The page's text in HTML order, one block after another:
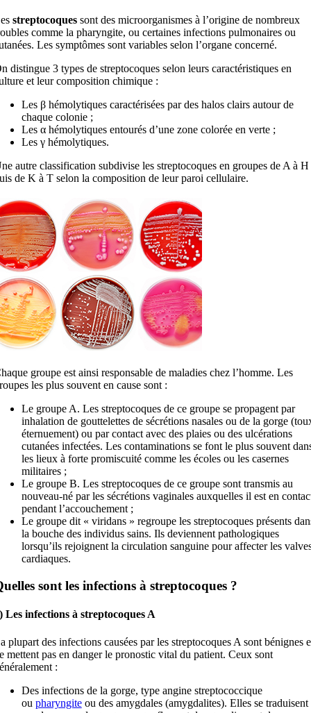
streptocoquessont des microorganismes à l’origine de nombreux
comme la pharyngite, ou certaines infections pulmonaires ou
Les symptômes sont variables selon l’organe concerné.
distingue 3 types de streptocoques selon leurs caractéristiques en
et leur composition chimique :
Les β hémolytiques caractérisées par des halos clairs autour de
chaque colonie ;
Les α hémolytiques entourés d’une zone colorée en verte ;
Les γ hémolytiques.
autre classification subdivise les streptocoques en groupes de A à H
de K à T selon la composition de leur paroi cellulaire.
groupe est ainsi responsable de maladies chez l’homme. Les
les plus souvent en cause sont :
Le groupe A. Les streptocoques de ce groupe se propagent par
inhalation de gouttelettes de sécrétions nasales ou de la gorge
éternuement) ou par contact avec des plaies ou des ulcérations
cutanées infectées. Les contaminations se font le plus souvent
les lieux à forte promiscuité comme les écoles ou les casernes
militaires ;
Le groupe B. Les streptocoques de ce groupe sont transmis au
nouveau-né par les sécrétions vaginales auxquelles il est en
pendant l’accouchement ;
Le groupe dit « viridans » regroupe les streptocoques présents
la bouche des individus sains. Ils deviennent pathologiques
lorsqu’ils rejoignent la circulation sanguine pour affecter les
cardiaques.
sont les infections à streptocoques ?
Les infections à streptocoques A
plupart des infections causées par les streptocoques A sont bénignes
mettent pas en danger le pronostic vital du patient. Ceux sont
:
Des infections de la gorge, type angine streptococcique
ou pharyngiteou des amygdales (amygdalites). Elles se traduisent